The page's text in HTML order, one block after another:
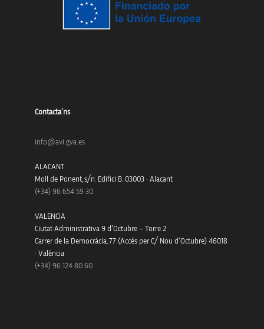
Contacta’ns
info@avi.gva.es
ALACANT
Moll de Ponent, s/n. Edifici B. 03003 · Alacant
(+34) 96 654 59 30
VALENCIA
Ciutat Administrativa 9 d’Octubre – Torre 2
Carrer de la Democràcia, 77 (Accés per C/ Nou d’Octubre) 46018
· València
(+34) 96 124 80 60